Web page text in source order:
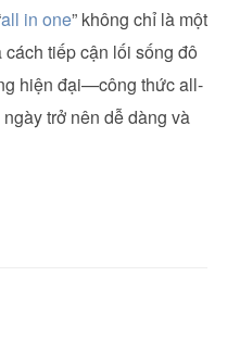
all in one” không chỉ là một
tiếp cận lối sống đô
hiện đại—công thức all-
trở nên dễ dàng và